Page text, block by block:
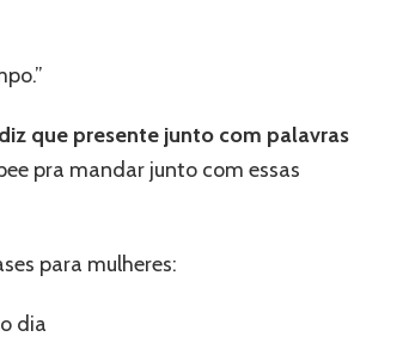
que presente junto com palavras
pra mandar junto com essas
para mulheres:
dia